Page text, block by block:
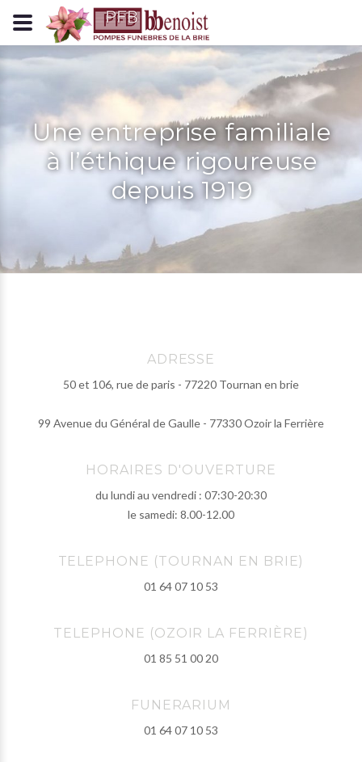
Panneau de gestion des cookies
Une entreprise familiale
à l’éthique rigoureuse
depuis 1919
ADRESSE
50 et 106, rue de paris - 77220 Tournan en brie
99 Avenue du Général de Gaulle - 77330 Ozoir la Ferrière
HORAIRES D'OUVERTURE
du lundi au vendredi : 07:30-20:30
le samedi: 8.00-12.00
TELEPHONE (TOURNAN EN BRIE)
01 64 07 10 53
TELEPHONE (OZOIR LA FERRIÈRE)
01 85 51 00 20
FUNERARIUM
01 64 07 10 53